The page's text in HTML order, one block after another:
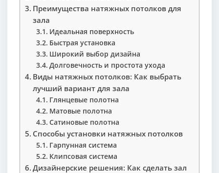
Преимущества натяжных потолков для
зала
Идеальная поверхность
Быстрая установка
Широкий выбор дизайна
Долговечность и простота ухода
Виды натяжных потолков: Как выбрать
лучший вариант для зала
Глянцевые полотна
Матовые полотна
Сатиновые полотна
Способы установки натяжных потолков
Гарпунная система
Клипсовая система
Дизайнерские решения: Как сделать зал